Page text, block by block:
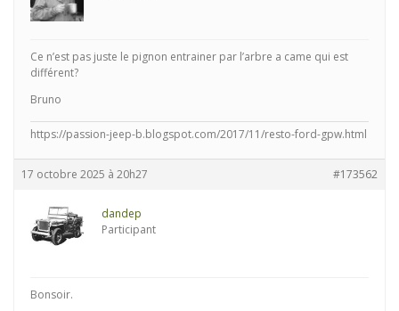
Ce n’est pas juste le pignon entrainer par l’arbre a came qui est
différent?
Bruno
https://passion-jeep-b.blogspot.com/2017/11/resto-ford-gpw.html
17 octobre 2025 à 20h27 #173562
dandep
Participant
Bonsoir.